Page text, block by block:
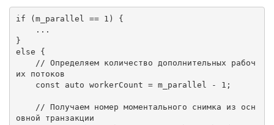
if (m_parallel == 1 ) {
else {
// Определяем количество дополнительных рабоч
их потоков
const
auto workerCount = m_parallel - 1 ;
// Получаем номер моментального снимка из осн
овной транзакции